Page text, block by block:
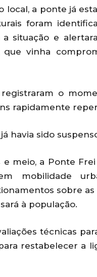
local, a ponte já
foram
a situação e
que vinha
o
rapidamente
havia sido
meio, a Ponte
mobilidade
sobre
à população.
técnicas
restabelecer a